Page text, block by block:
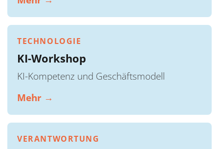
TECHNOLOGIE
KI-Workshop
KI-Kompetenz und Geschäftsmodell
Mehr →
VERANTWORTUNG